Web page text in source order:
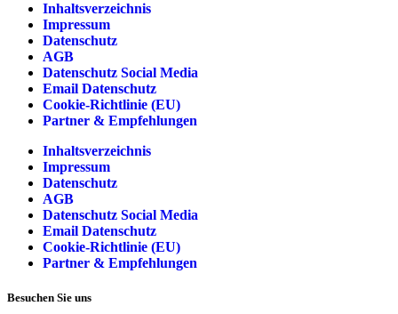
Inhaltsverzeichnis
Impressum
Datenschutz
AGB
Datenschutz Social Media
Email Datenschutz
Cookie-Richtlinie (EU)
Partner & Empfehlungen
Inhaltsverzeichnis
Impressum
Datenschutz
AGB
Datenschutz Social Media
Email Datenschutz
Cookie-Richtlinie (EU)
Partner & Empfehlungen
Besuchen Sie uns